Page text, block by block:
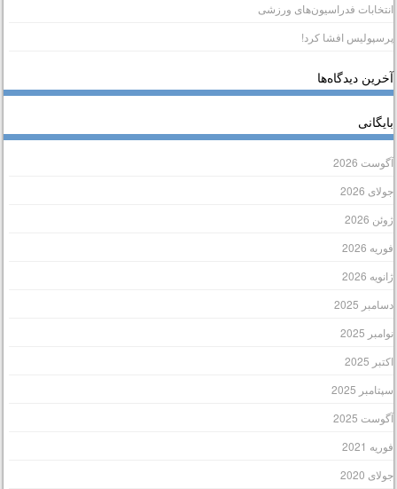
فدراسیون‌های ورزشی
افشا کرد!
دیدگاه‌ها
2026
2026
2026
2026
2026
2025
2025
2025
2025
2025
2021
2020